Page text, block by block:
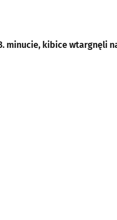
minucie, kibice wtargnęli